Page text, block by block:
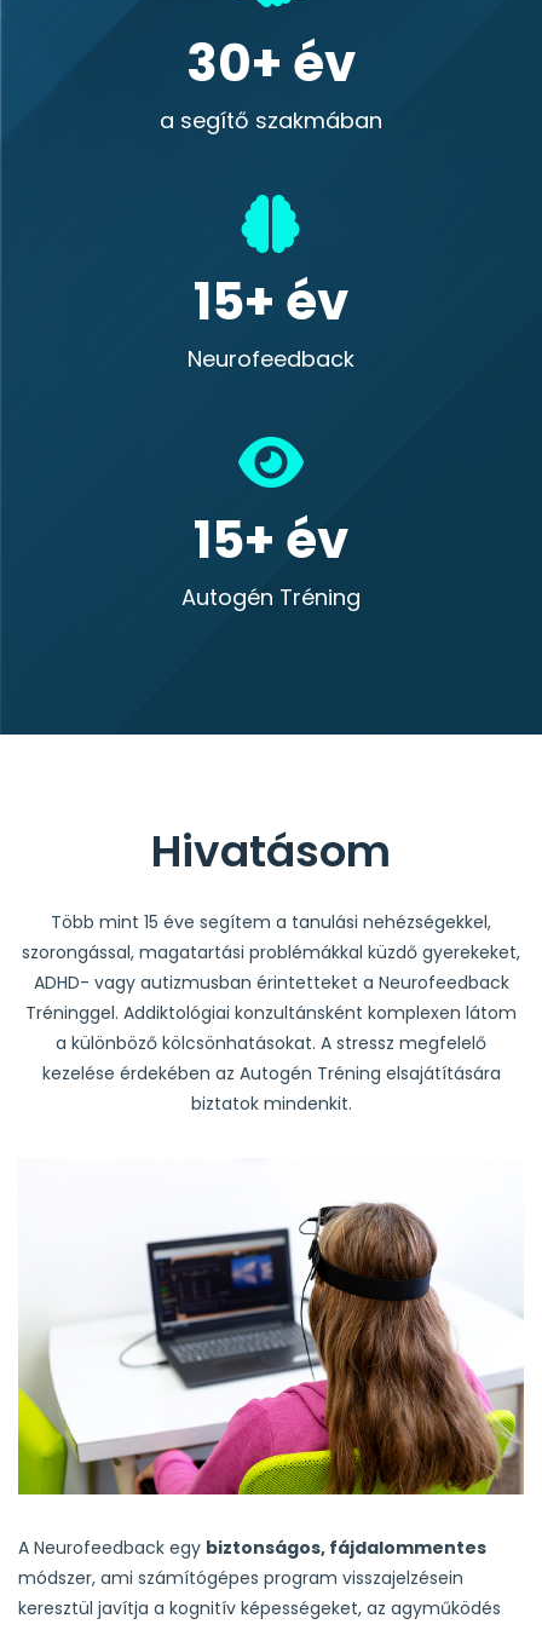
30
a segítő szakmában
15
Neurofeedback
15
Autogén Tréning
Hivatásom
Több mint 15 éve segítem a tanulási nehézségekkel,
szorongással, magatartási problémákkal küzdő gyerekeket,
ADHD- vagy autizmusban érintetteket a Neurofeedback
Tréninggel. Addiktológiai konzultánsként komplexen látom
a különböző kölcsönhatásokat. A stressz megfelelő
kezelése érdekében az Autogén Tréning elsajátítására
biztatok mindenkit.
A Neurofeedback egy biztonságos, fájdalommentes
módszer, ami számítógépes program visszajelzésein
keresztül javítja a kognitív képességeket, az agyműködés